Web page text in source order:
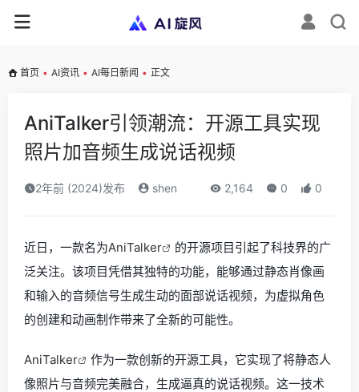
首页 • AI资讯 • AI每日新闻 • 正文
AniTalker引领潮流：开源工具实现
照片加音频生成说话视频
2年前 (2024)发布 shen 2,164 0 0
近日，一款名为AniTalker
的开源项目引起了科技界的广
泛关注。该项目凭借其独特的功能，能够通过静态肖像画
和输入的音频信号生成生动的面部说话视频，为虚拟角色
的创建和动画制作带来了全新的可能性。
AniTalker
作为一款创新的开源工具，它实现了将静态人
像照片与音频完美融合，生成逼真的说话视频。这一技术